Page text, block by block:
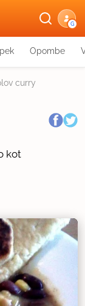
G
Opombe
curry
kot